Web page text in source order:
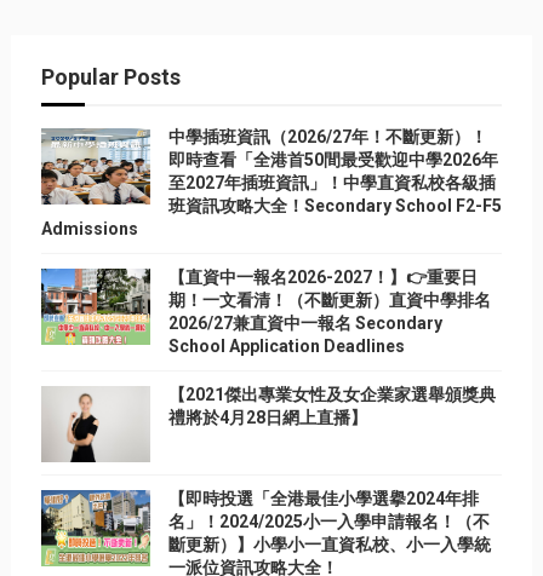
Popular Posts
中學插班資訊（2026/27年！不斷更新）！
即時查看「全港首50間最受歡迎中學2026年
至2027年插班資訊」！中學直資私校各級插
班資訊攻略大全！Secondary School F2-F5
Admissions
【直資中一報名2026-2027！】👉重要日
期！一文看清！（不斷更新）直資中學排名
2026/27兼直資中一報名 Secondary
School Application Deadlines
【2021傑出專業女性及女企業家選舉頒獎典
禮將於4月28日網上直播】
【即時投選「全港最佳小學選擧2024年排
名」！2024/2025小一入學申請報名！（不
斷更新）】小學小一直資私校、小一入學統
一派位資訊攻略大全！